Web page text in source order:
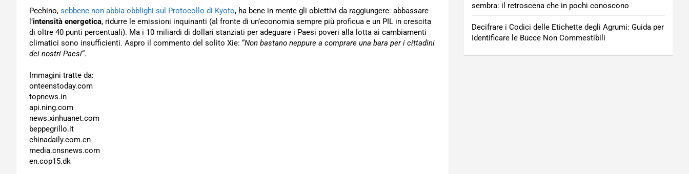
Pechino, sebbene non abbia obblighi sul Protocollo di Kyoto, ha bene in mente gli obiettivi da raggiungere: abbassare
l’intensità energetica, ridurre le emissioni inquinanti (al fronte di un’economia sempre più proficua e un PIL in crescita
di oltre 40 punti percentuali). Ma i 10 miliardi di dollari stanziati per adeguare i Paesi poveri alla lotta ai cambiamenti
climatici sono insufficienti. Aspro il commento del solito Xie: “Non bastano neppure a comprare una bara per i cittadini
dei nostri Paesi“.
Immagini tratte da:
onteenstoday.com
topnews.in
api.ning.com
news.xinhuanet.com
beppegrillo.it
chinadaily.com.cn
media.cnsnews.com
en.cop15.dk
sembra: il retroscena che in pochi conoscono
Decifrare i Codici delle Etichette degli Agrumi: Guida per
Identificare le Bucce Non Commestibili